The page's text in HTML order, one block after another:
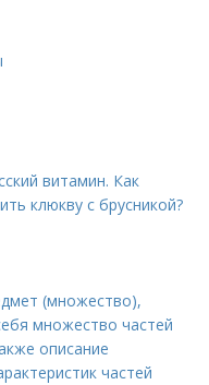
витамин. Как
клюкву с брусникой?
(множество),
множество частей
описание
частей